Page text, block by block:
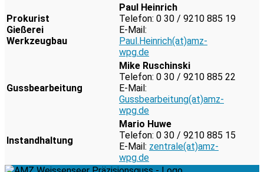
Prokurist
Gießerei
Werkzeugbau
Paul Heinrich
Telefon: 0 30 / 9210 885 19
E-Mail:
Paul.Heinrich(at)amz-
wpg.de
Gussbearbeitung
Mike Ruschinski
Telefon: 0 30 / 9210 885 22
E-Mail:
Gussbearbeitung(at)amz-
wpg.de
Instandhaltung
Mario Huwe
Telefon: 0 30 / 9210 885 15
E-Mail: zentrale(at)amz-
wpg.de